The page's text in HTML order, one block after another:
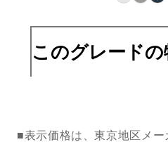
このグレード
■表示価格は、東京地区メ